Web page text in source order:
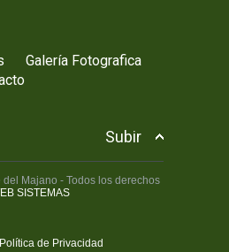
Galería Fotografica
Subir
Majano - Todos los derechos
SISTEMAS
Política de Privacidad